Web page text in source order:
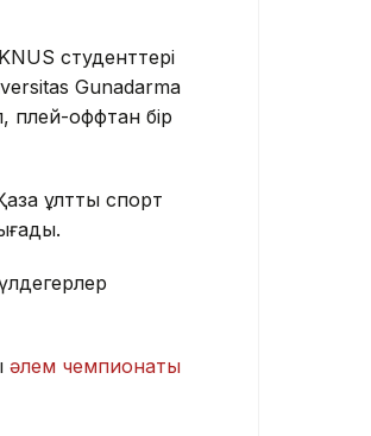
студенттері
Gunadarma
плей-оффтан бір
ұлттық спорт
әлем чемпионаты